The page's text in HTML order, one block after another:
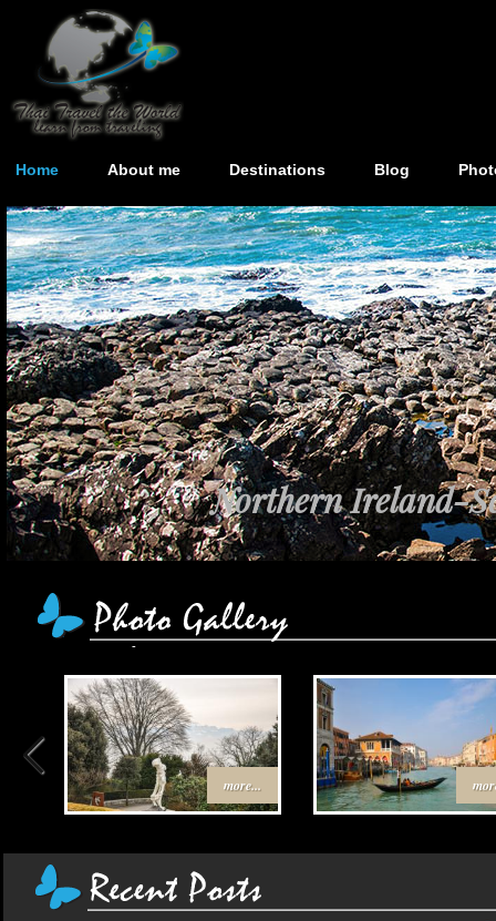
Home About me Destinations Blog
Northern Ireland-
more...